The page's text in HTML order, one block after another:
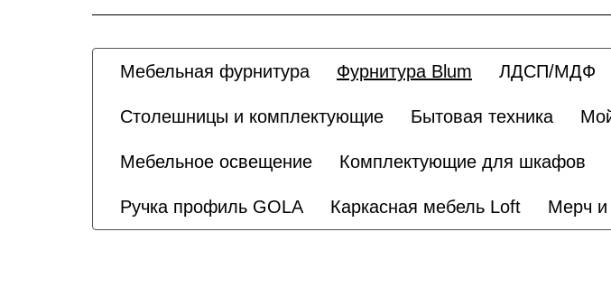
Мебельная фурнитура Фурнитура Blum ЛДСП/МДФ
Столешницы и комплектующие Бытовая техника
Мебельное освещение Комплектующие для шкафов
Ручка профиль GOLA Каркасная мебель Loft Мерч